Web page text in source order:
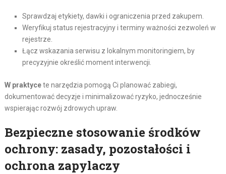
Sprawdzaj etykiety, dawki i ograniczenia przed zakupem.
Weryfikuj status rejestracyjny i terminy ważności zezwoleń w
rejestrze.
Łącz wskazania serwisu z lokalnym monitoringiem, by
precyzyjnie określić moment interwencji.
W praktycete narzędzia pomogą Ci planować zabiegi,
dokumentować decyzje i minimalizować ryzyko, jednocześnie
wspierając rozwój zdrowych upraw.
Bezpieczne stosowanie środków
ochrony: zasady, pozostałości i
ochrona zapylaczy